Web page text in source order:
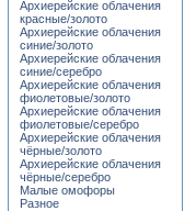
Архиерейские облачения
красные/золото
Архиерейские облачения
синие/золото
Архиерейские облачения
синие/серебро
Архиерейские облачения
фиолетовые/золото
Архиерейские облачения
фиолетовые/серебро
Архиерейские облачения
чёрные/золото
Архиерейские облачения
чёрные/серебро
Малые омофоры
Разное